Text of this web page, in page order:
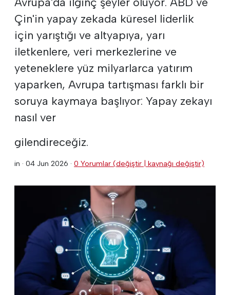
Çin'in yapay zekada küresel liderlik
için yarıştığı ve altyapıya, yarı
iletkenlere, veri merkezlerine ve
yeteneklere yüz milyarlarca yatırım
yaparken, Avrupa tartışması farklı bir
soruya kaymaya başlıyor: Yapay zekayı
nasıl ver
gilendireceğiz.
in · 04 Jun 2026 · 0 Yorumlar (değiştir | kaynağı değiştir)